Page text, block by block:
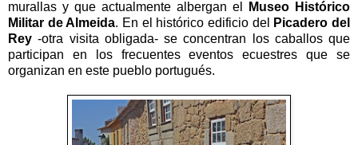
murallas y que actualmente albergan el
Museo Histórico
Militar de Almeida. En el histórico edificio del
Picadero del
Rey -otra visita obligada- se concentran los caballos que
participan en los frecuentes eventos ecuestres que se
organizan en este pueblo portugués.